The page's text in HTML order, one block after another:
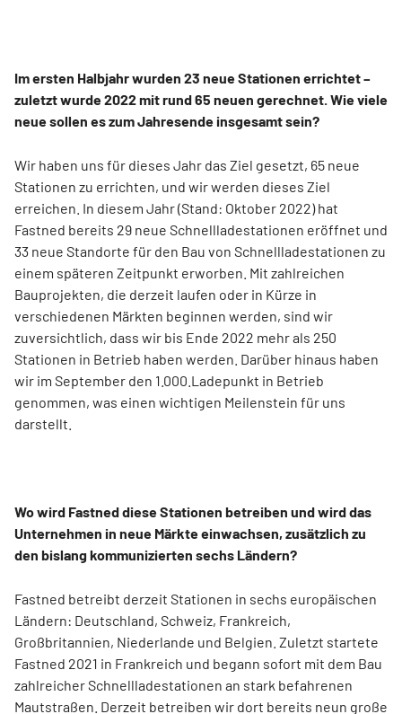
Im ersten Halbjahr wurden 23 neue Stationen errichtet –
zuletzt wurde 2022 mit rund 65 neuen gerechnet. Wie viele
neue sollen es zum Jahresende insgesamt sein?
Wir haben uns für dieses Jahr das Ziel gesetzt, 65 neue
Stationen zu errichten, und wir werden dieses Ziel
erreichen. In diesem Jahr (Stand: Oktober 2022) hat
Fastned bereits 29 neue Schnellladestationen eröffnet und
33 neue Standorte für den Bau von Schnellladestationen zu
einem späteren Zeitpunkt erworben. Mit zahlreichen
Bauprojekten, die derzeit laufen oder in Kürze in
verschiedenen Märkten beginnen werden, sind wir
zuversichtlich, dass wir bis Ende 2022 mehr als 250
Stationen in Betrieb haben werden. Darüber hinaus haben
wir im September den 1.000.Ladepunkt in Betrieb
genommen, was einen wichtigen Meilenstein für uns
darstellt.
Wo wird Fastned diese Stationen betreiben und wird das
Unternehmen in neue Märkte einwachsen, zusätzlich zu
den bislang kommunizierten sechs Ländern?
Fastned betreibt derzeit Stationen in sechs europäischen
Ländern: Deutschland, Schweiz, Frankreich,
Großbritannien, Niederlande und Belgien. Zuletzt startete
Fastned 2021 in Frankreich und begann sofort mit dem Bau
zahlreicher Schnellladestationen an stark befahrenen
Mautstraßen. Derzeit betreiben wir dort bereits neun große